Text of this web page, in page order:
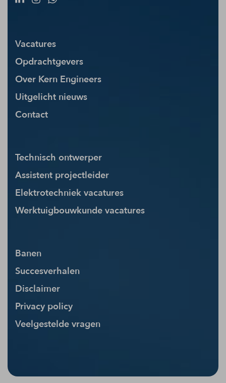
Vacatures
Opdrachtgevers
Over Kern Engineers
Uitgelicht nieuws
Contact
Technisch ontwerper
Assistent projectleider
Elektrotechniek vacatures
Werktuigbouwkunde vacatures
Banen
Succesverhalen
Disclaimer
Privacy policy
Veelgestelde vragen